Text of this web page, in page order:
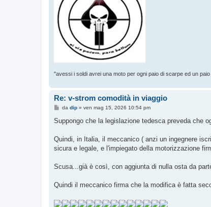
"avessi i soldi avrei una moto per ogni paio di scarpe ed un
Re: v-strom comodità in viaggio
M
s
s
g
i
da dip» ven mag 15, 2026 10:54 pm
Suppongo che la legislazione tedesca preveda che
Quindi, in Italia, il meccanico ( anzi un ingegnere
sicura e legale, e l'impiegato della motorizzazione
Scusa...già è così, con aggiunta di nulla osta da
Quindi il meccanico firma che la modifica è fatta